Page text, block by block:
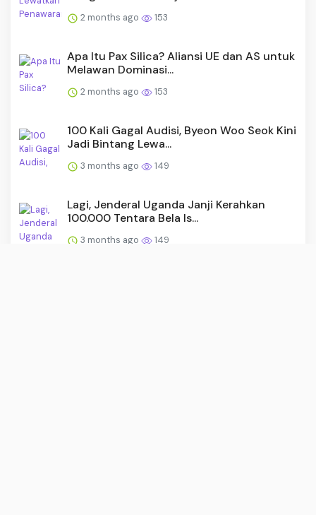
2 months ago 153
Apa Itu Pax Silica? Aliansi UE dan AS untuk
Melawan Dominasi...
2 months ago 153
100 Kali Gagal Audisi, Byeon Woo Seok Kini
Jadi Bintang Lewa...
3 months ago 149
Lagi, Jenderal Uganda Janji Kerahkan
100.000 Tentara Bela Is...
3 months ago 149